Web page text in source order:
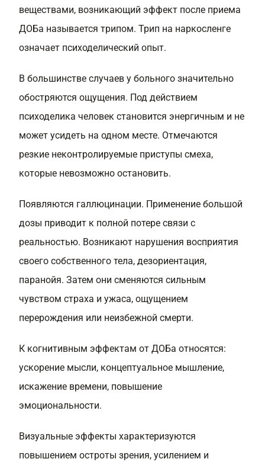
веществами, возникающий эффект после приема
ДОБа называется трипом. Трип на наркосленге
означает психоделический опыт.
В большинстве случаев у больного значительно
обостряются ощущения. Под действием
психоделика человек становится энергичным и не
может усидеть на одном месте. Отмечаются
резкие неконтролируемые приступы смеха,
которые невозможно остановить.
Появляются галлюцинации. Применение большой
дозы приводит к полной потере связи с
реальностью. Возникают нарушения восприятия
своего собственного тела, дезориентация,
паранойя. Затем они сменяются сильным
чувством страха и ужаса, ощущением
перерождения или неизбежной смерти.
К когнитивным эффектам от ДОБа относятся:
ускорение мысли, концептуальное мышление,
искажение времени, повышение
эмоциональности.
Визуальные эффекты характеризуются
повышением остроты зрения, усилением и